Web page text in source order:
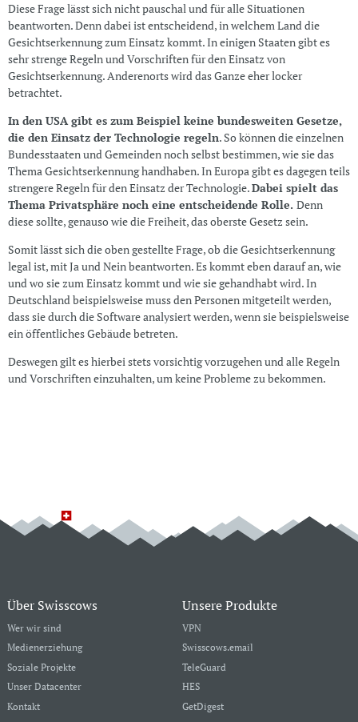
Diese Frage lässt sich nicht pauschal und für alle Situationen
beantworten. Denn dabei ist entscheidend, in welchem Land die
Gesichtserkennung zum Einsatz kommt. In einigen Staaten gibt es
sehr strenge Regeln und Vorschriften für den Einsatz von
Gesichtserkennung. Anderenorts wird das Ganze eher locker
betrachtet.
In den USA gibt es zum Beispiel keine bundesweiten Gesetze,
die den Einsatz der Technologie regeln. So können die einzelnen
Bundesstaaten und Gemeinden noch selbst bestimmen, wie sie das
Thema Gesichtserkennung handhaben. In Europa gibt es dagegen teils
strengere Regeln für den Einsatz der Technologie.Dabei spielt das
Thema Privatsphäre noch eine entscheidende Rolle. Denn
diese sollte, genauso wie die Freiheit, das oberste Gesetz sein.
Somit lässt sich die oben gestellte Frage, ob die Gesichtserkennung
legal ist, mit Ja und Nein beantworten. Es kommt eben darauf an, wie
und wo sie zum Einsatz kommt und wie sie gehandhabt wird. In
Deutschland beispielsweise muss den Personen mitgeteilt werden,
dass sie durch die Software analysiert werden, wenn sie beispielsweise
ein öffentliches Gebäude betreten.
Deswegen gilt es hierbei stets vorsichtig vorzugehen und alle Regeln
und Vorschriften einzuhalten, um keine Probleme zu bekommen.
Über Swisscows
Wer wir sind
Medienerziehung
Soziale Projekte
Unser Datacenter
Kontakt
Unsere Produkte
VPN
Swisscows.email
TeleGuard
HES
GetDigest